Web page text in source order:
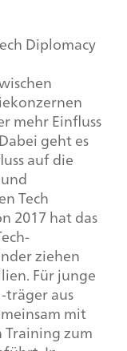
Diplomacy
mehr Einfluss
geht es
auf die
Tech
2017 hat das
ziehen
Für junge
träger aus
mit
Training zum